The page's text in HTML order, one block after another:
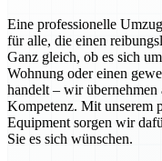
Eine professionelle
für alle, die einen
Ganz gleich, ob es sich
Wohnung oder einen
handelt – wir
Kompetenz. Mit unserem
Equipment sorgen wir
Sie es sich wünschen.